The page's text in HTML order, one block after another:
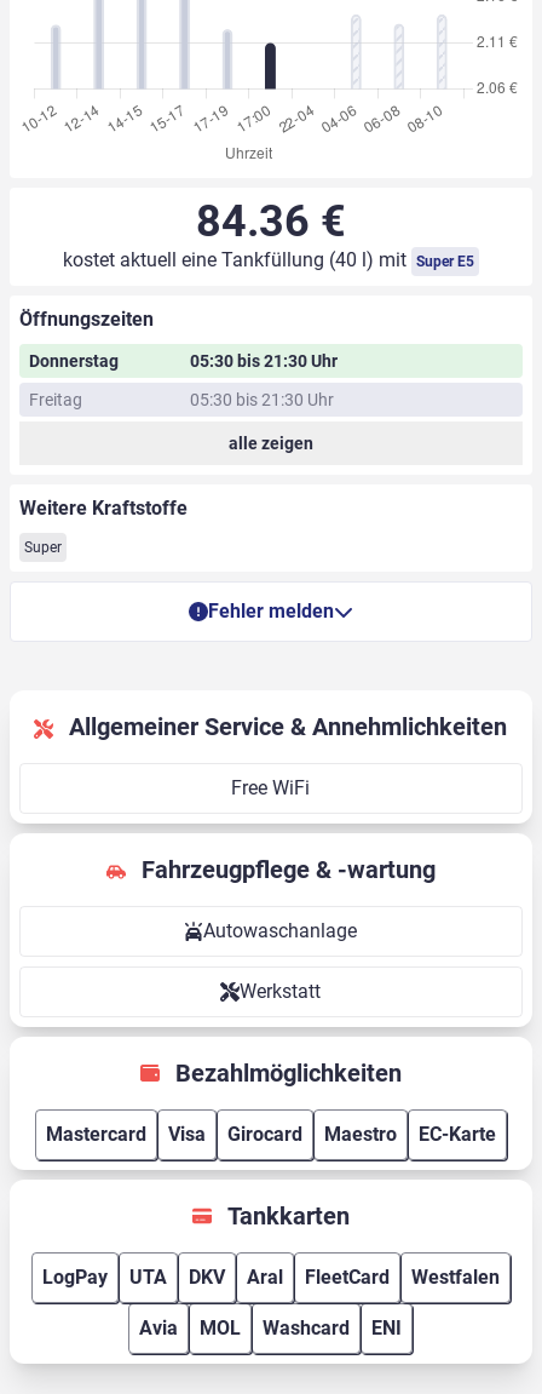
84.36 €
kostet aktuell eine Tankfüllung (40 l) mit Super E5
Öffnungszeiten
Donnerstag
05:30 bis 21:30 Uhr
Freitag
05:30 bis 21:30 Uhr
alle zeigen
Weitere Kraftstoffe
Super
Fehler melden
Allgemeiner Service & Annehmlichkeiten
Free WiFi
Fahrzeugpflege & -wartung
Autowaschanlage
Werkstatt
Bezahlmöglichkeiten
Mastercard Visa Girocard Maestro EC-Karte
Tankkarten
LogPay UTA DKV Aral FleetCard Westfalen
Avia MOL Washcard ENI